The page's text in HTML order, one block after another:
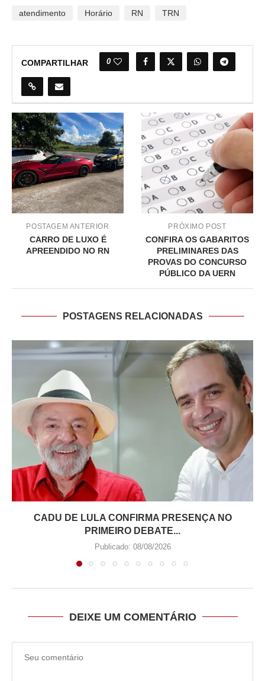
atendimento Horário RN TRN
COMPARTILHAR 0
POSTAGEM ANTERIOR
CARRO DE LUXO É
APREENDIDO NO RN
PRÓXIMO POST
CONFIRA OS GABARITOS
PRELIMINARES DAS
PROVAS DO CONCURSO
PÚBLICO DA UERN
POSTAGENS RELACIONADAS
CADU DE LULA CONFIRMA PRESENÇA NO
PRIMEIRO DEBATE...
Publicado: 08/08/2026
DEIXE UM COMENTÁRIO